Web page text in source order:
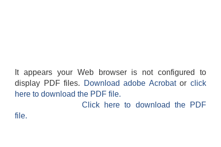
It appears your Web browser is not configured to
display PDF files.
Download adobe Acrobatorclick
here to download the PDF file.
Click here to download the PDF
file.